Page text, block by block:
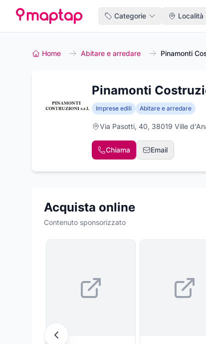
Categorie Località
Home Abitare e arredare Pinamonti
Pinamonti
Imprese edili Abitare e arredare
Via Pasotti, 40, 38019 Ville
Chiama Email
Acquista online
Contenuto sponsorizzato